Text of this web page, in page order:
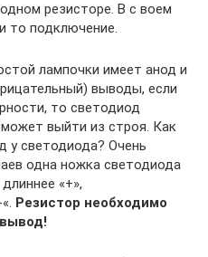
резисторе. В с воем
то подключение.
лампочки имеет анод и
выводы, если
то светодиод
выйти из строя. Как
у светодиода? Очень
одна ножка светодиода
«+»,
Резистор необходимо